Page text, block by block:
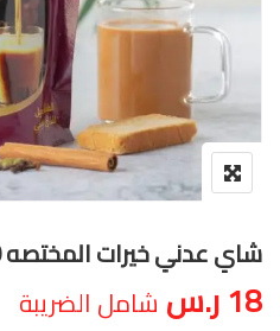
شاي عدني خيرات المختصه 200 جرام
18ر.س شامل الضريبة